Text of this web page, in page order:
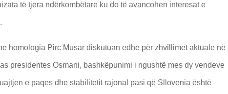
të tjera ndërkombëtare ku do të avancohen interesat e
homologia Pirc Musar diskutuan edhe për zhvillimet aktuale në
presidentes Osmani, bashkëpunimi i ngushtë mes dy vendeve
e paqes dhe stabilitetit rajonal pasi që Sllovenia është